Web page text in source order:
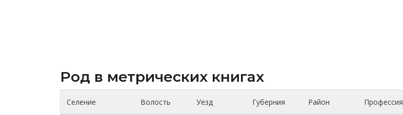
Род в метрических книгах
Селение Волость Уезд Губерния Район Профессия